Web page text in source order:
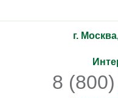
г.
8 (800)